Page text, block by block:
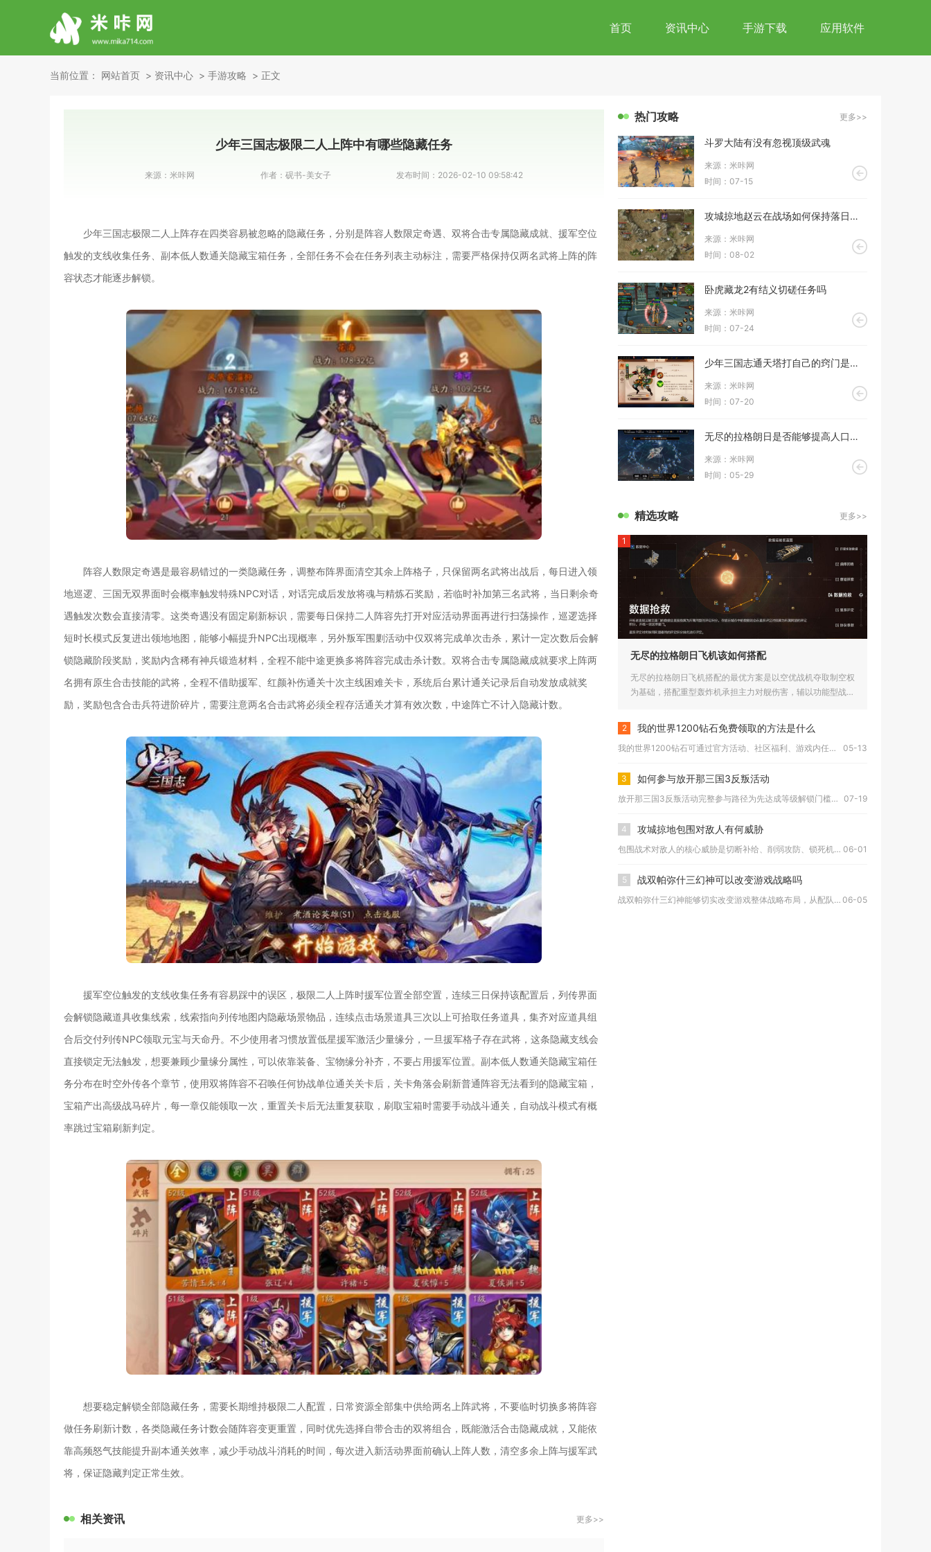
首页 资讯中心 手游下载 应用软件
当前位置： 网站首页 资讯中心 手游攻略 正文
少年三国志极限二人上阵中有哪些隐藏任务
来源： 米咔网 作者： 砚书-美女子 发布时间： 2026-02-10 09:58:42
少年三国志极限二人上阵存在四类容易被忽略的隐藏任务，分别是阵容人数限定奇遇、双将合击专属隐藏成就、援军空位
触发的支线收集任务、副本低人数通关隐藏宝箱任务，全部任务不会在任务列表主动标注，需要严格保持仅两名武将上阵的阵
容状态才能逐步解锁。
阵容人数限定奇遇是最容易错过的一类隐藏任务，调整布阵界面清空其余上阵格子，只保留两名武将出战后，每日进入领
地巡逻、三国无双界面时会概率触发特殊NPC对话，对话完成后发放将魂与精炼石奖励，若临时补加第三名武将，当日剩余奇
遇触发次数会直接清零。这类奇遇没有固定刷新标识，需要每日保持二人阵容先打开对应活动界面再进行扫荡操作，巡逻选择
短时长模式反复进出领地地图，能够小幅提升NPC出现概率，另外叛军围剿活动中仅双将完成单次击杀，累计一定次数后会解
锁隐藏阶段奖励，奖励内含稀有神兵锻造材料，全程不能中途更换多将阵容完成击杀计数。双将合击专属隐藏成就要求上阵两
名拥有原生合击技能的武将，全程不借助援军、红颜补伤通关十次主线困难关卡，系统后台累计通关记录后自动发放成就奖
励，奖励包含合击兵符进阶碎片，需要注意两名合击武将必须全程存活通关才算有效次数，中途阵亡不计入隐藏计数。
援军空位触发的支线收集任务有容易踩中的误区，极限二人上阵时援军位置全部空置，连续三日保持该配置后，列传界面
会解锁隐藏道具收集线索，线索指向列传地图内隐蔽场景物品，连续点击场景道具三次以上可拾取任务道具，集齐对应道具组
合后交付列传NPC领取元宝与天命丹。不少使用者习惯放置低星援军激活少量缘分，一旦援军格子存在武将，这条隐藏支线会
直接锁定无法触发，想要兼顾少量缘分属性，可以依靠装备、宝物缘分补齐，不要占用援军位置。副本低人数通关隐藏宝箱任
务分布在时空外传各个章节，使用双将阵容不召唤任何协战单位通关关卡后，关卡角落会刷新普通阵容无法看到的隐藏宝箱，
宝箱产出高级战马碎片，每一章仅能领取一次，重置关卡后无法重复获取，刷取宝箱时需要手动战斗通关，自动战斗模式有概
率跳过宝箱刷新判定。
想要稳定解锁全部隐藏任务，需要长期维持极限二人配置，日常资源全部集中供给两名上阵武将，不要临时切换多将阵容
做任务刷新计数，各类隐藏任务计数会随阵容变更重置，同时优先选择自带合击的双将组合，既能激活合击隐藏成就，又能依
靠高频怒气技能提升副本通关效率，减少手动战斗消耗的时间，每次进入新活动界面前确认上阵人数，清空多余上阵与援军武
将，保证隐藏判定正常生效。
相关资讯 更多>>
热门攻略 更多>>
斗罗大陆有没有忽视顶级武魂
来源：米咔网
时间：07-15
攻城掠地赵云在战场如何保持落日魂风采
来源：米咔网
时间：08-02
卧虎藏龙2有结义切磋任务吗
来源：米咔网
时间：07-24
少年三国志通天塔打自己的窍门是什么
来源：米咔网
时间：07-20
无尽的拉格朗日是否能够提高人口数量
来源：米咔网
时间：05-29
精选攻略 更多>>
1
无尽的拉格朗日飞机该如何搭配
无尽的拉格朗日飞机搭配的最优方案是以空优战机夺取制空权
为基础，搭配重型轰炸机承担主力对舰伤害，辅以功能型战机
2 我的世界1200钻石免费领取的方法是什么
我的世界1200钻石可通过官方活动、社区福利、游戏内任务与广... 05-13
3 如何参与放开那三国3反叛活动
放开那三国3反叛活动完整参与路径为先达成等级解锁门槛，依托冒... 07-19
4 攻城掠地包围对敌人有何威胁
包围战术对敌人的核心威胁是切断补给、削弱攻防、锁死机动、瓦解... 06-01
5 战双帕弥什三幻神可以改变游戏战略吗
战双帕弥什三幻神能够切实改变游戏整体战略布局，从配队思路、输... 06-05